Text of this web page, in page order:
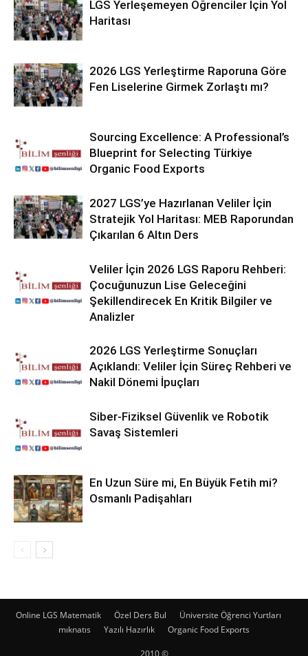
LGS Yerleşemeyen Öğrenciler İçin Yol
Haritası
2026 LGS Yerleştirme Raporuna Göre
Fen Liselerine Girmek Zorlaştı mı?
Sourcing Excellence: A Professional’s
Blueprint for Selecting Türkiye
Organic Food Exports
2027 LGS’ye Hazırlanan Veliler İçin
Stratejik Yol Haritası: MEB Raporundan
Çıkarılan 6 Altın Ders
Veliler İçin 2026 LGS Raporu Rehberi:
Çocuğunuzun Lise Geleceğini
Şekillendirecek En Kritik Bilgiler ve
Analizler
2026 LGS Yerleştirme Sonuçları
Açıklandı: Veliler İçin Süreç Rehberi ve
Nakil Dönemi İpuçları
Siber-Fiziksel Güvenlik ve Robotik
Savaş Sistemleri
En Uzun Süre mi, En Büyük Fetih mi?
Osmanlı Padişahları
Online LGS Matematik Özel Ders Bul
Üniversite Öğrenci Yurtları
mıknatıs
Yazılı Hazırlık Organic Food Exports